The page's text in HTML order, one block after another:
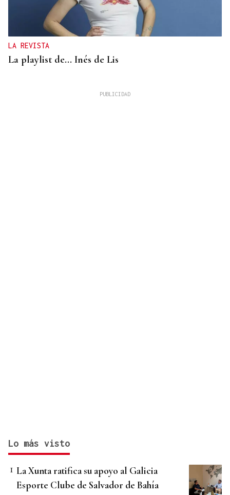
LA REVISTA
La playlist de... Inés de Lis
Lo más visto
La Xunta ratifica su apoyo al Galicia
Esporte Clube de Salvador de Bahía